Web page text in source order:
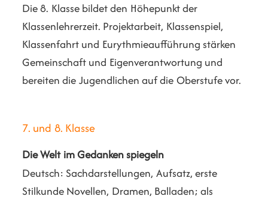
Die 8. Klasse bildet den Höhepunkt der
Klassenlehrerzeit. Projektarbeit, Klassenspiel,
Klassenfahrt und Eurythmieaufführung stärken
Gemeinschaft und Eigenverantwortung und
bereiten die Jugendlichen auf die Oberstufe vor.
7. und 8. Klasse
Die Welt imGedanken spiegeln
Deutsch: Sachdarstellungen, Aufsatz, erste
Stilkunde Novellen, Dramen, Balladen; als